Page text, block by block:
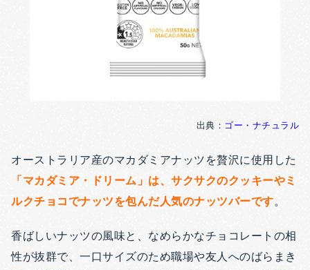
出典： ゴー・ナチュラル
オーストラリア産のマカダミアナッツを贅沢に使用した
「マカダミア・ドリーム」は、サクサクのクッキーやミ
ルクチョコでナッツを包んだ人気のナッツバーです。
香ばしいナッツの風味と、なめらかなチョコレートの相
性が抜群で、一口サイズのため職場や友人へのばらまき